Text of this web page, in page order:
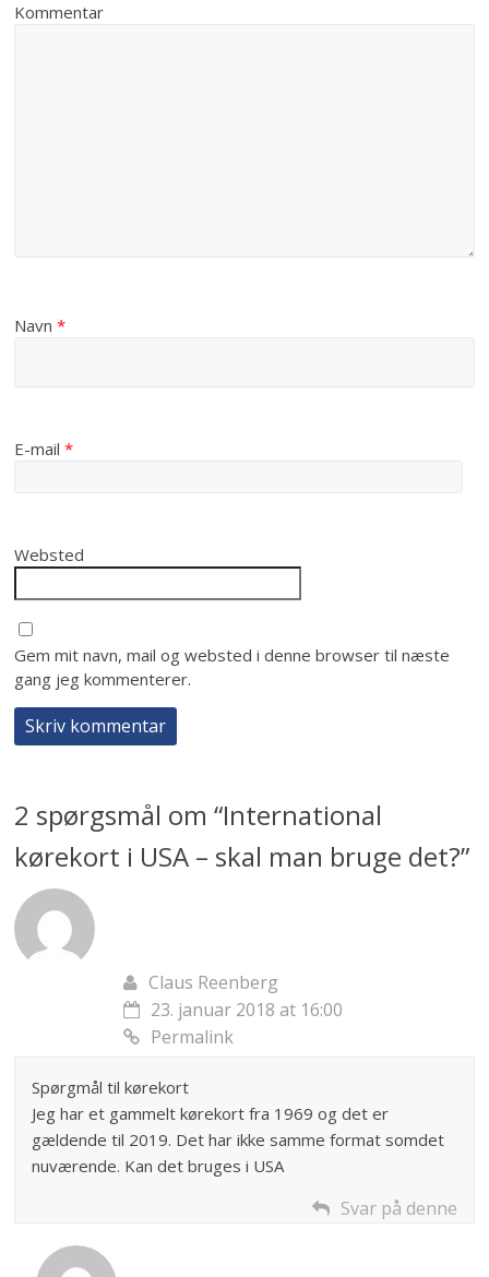
Kommentar
Navn*
E-mail*
Websted
Gem mit navn, mail og websted i denne browser til næste
gang jeg kommenterer.
2 spørgsmål om “International
kørekort i USA – skal man bruge det?”
Claus Reenberg
23. januar 2018 at 16:00
Permalink
Spørgmål til kørekort
Jeg har et gammelt kørekort fra 1969 og det er
gældende til 2019. Det har ikke samme format somdet
nuværende. Kan det bruges i USA
Svar på denne